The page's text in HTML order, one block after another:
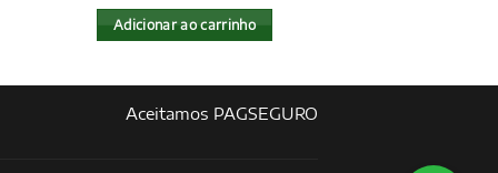
Adicionar ao carrinho
Aceitamos PAGSEGURO